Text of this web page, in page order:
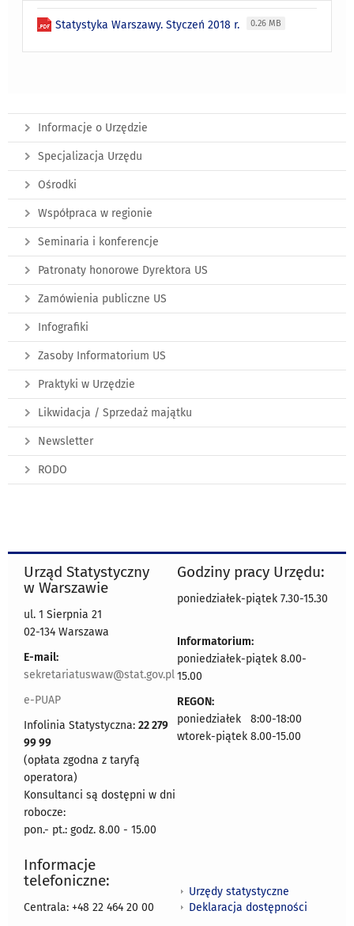
Statystyka Warszawy. Styczeń 2018 r. 0.26 MB
Informacje o Urzędzie
Specjalizacja Urzędu
Ośrodki
Współpraca w regionie
Seminaria i konferencje
Patronaty honorowe Dyrektora US
Zamówienia publiczne US
Infografiki
Zasoby Informatorium US
Praktyki w Urzędzie
Likwidacja / Sprzedaż majątku
Newsletter
RODO
Urząd Statystyczny
w Warszawie
ul. 1 Sierpnia 21
02-134 Warszawa
E-mail:
sekretariatuswaw@stat.gov.pl
e-PUAP
Infolinia Statystyczna: 22 279
99 99
(opłata zgodna z taryfą
operatora)
Konsultanci są dostępni w dni
robocze:
pon.- pt.: godz. 8.00 - 15.00
Godziny pracy Urzędu:
poniedziałek-piątek 7.30-15.30
Informatorium:
poniedziałek-piątek 8.00-
15.00
REGON:
poniedziałek 8:00-18:00
wtorek-piątek 8.00-15.00
Informacje
telefoniczne:
Centrala: +48 22 464 20 00
Urzędy statystyczne
Deklaracja dostępności